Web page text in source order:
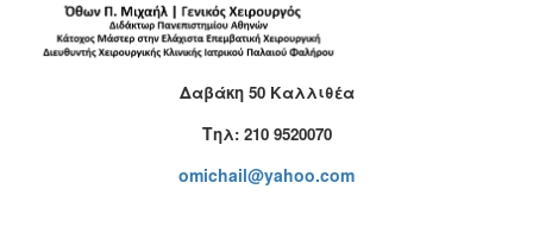
Δαβάκη 50 Καλλιθέα
Tηλ: 210 9520070
omichail@yahoo.com